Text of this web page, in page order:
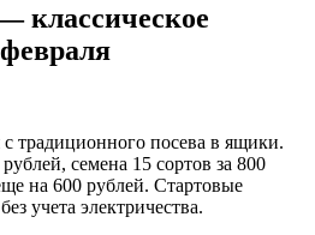
классическое
традиционного посева в ящики.
семена 15 сортов за 800
на 600 рублей. Стартовые
учета электричества.